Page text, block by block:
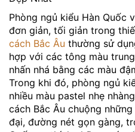
Phòng ngủ kiểu Hàn Quốc
đơn giản, tối giản trong
cách Bắc Âu thường sử
hợp với các tông màu
nhấn nhá bằng các màu
Trong khi đó, phòng ngủ
nhiều màu pastel nhẹ
cách Bắc Âu chuộng
đại, đường nét gọn gàng,